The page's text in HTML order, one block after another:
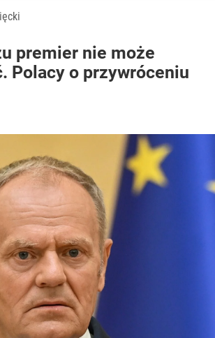
premier nie może
Polacy o przywróceniu